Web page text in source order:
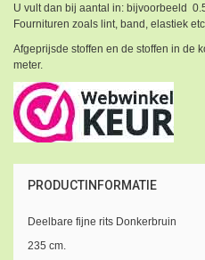
U vult dan bij aantal in: bijvoorbeeld
Fournituren zoals lint, band, elastiek
Afgeprijsde stoffen en de stoffen in de
meter.
PRODUCTINFORMATIE
Deelbare fijne rits Donkerbruin
235 cm.